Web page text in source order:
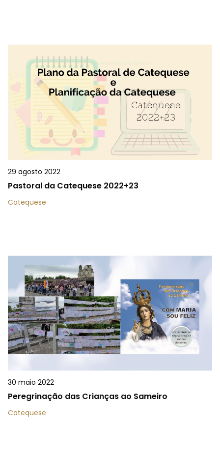
29 agosto 2022
Pastoral da Catequese 2022+23
Catequese
30 maio 2022
Peregrinação das Crianças ao Sameiro
Catequese